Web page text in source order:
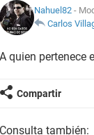
Nahuel82 -
Carlos
A quien pertenece
Compartir
Consulta también: